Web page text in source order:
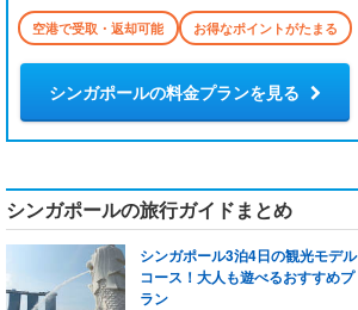
空港で受取・返却可能 お得なポイントがたまる
シンガポールの料金プランを見る
シンガポールの旅行ガイドまとめ
シンガポール3泊4日の観光モデル
コース！大人も遊べるおすすめプ
ラン